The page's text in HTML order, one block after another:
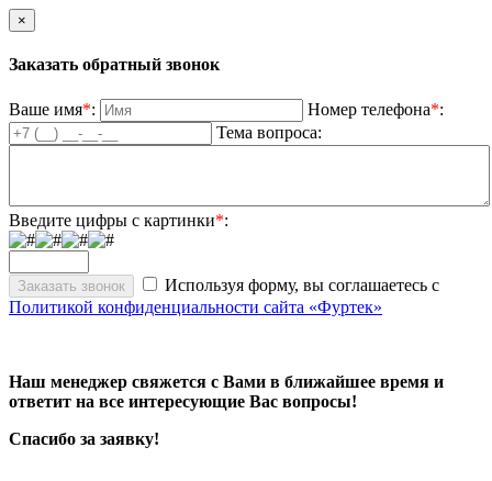
×
Заказать обратный звонок
Ваше имя*: Номер телефона*:
Тема вопроса:
Введите цифры с картинки*:
Используя форму, вы соглашаетесь с
Политикой конфиденциальности сайта «Фуртек»
Наш менеджер свяжется с Вами в ближайшее время и
ответит на все интересующие Вас вопросы!
Спасибо за заявку!